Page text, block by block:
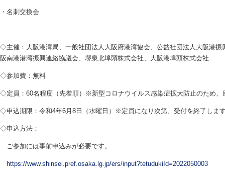
・名刺交換会
◇主催：大阪港湾局、一般社団法人大阪府港湾協会、公益社団法人大阪港振
阪南港港湾振興連絡協議会、堺泉北埠頭株式会社、大阪港埠頭株式会社
◇参加費：無料
◇定員：60名程度（先着順）※新型コロナウイルス感染症拡大防止のため、
◇申込期限：令和4年6月8日（水曜日）※定員になり次第、受付を終了しま
◇申込方法：
ご参加には事前申込みが必要です。
https://www.shinsei.pref.osaka.lg.jp/ers/input?tetudukiId=2022050003